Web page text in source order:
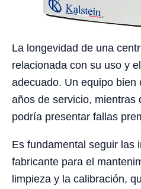
La longevidad de una
relacionada con su uso y
adecuado. Un equipo bien
años de servicio, mientras
podría presentar fallas
Es fundamental seguir las
fabricante para el
limpieza y la calibración,